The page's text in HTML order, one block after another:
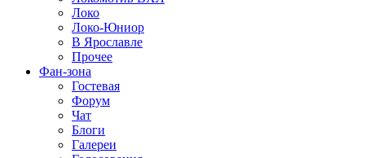
Локо
Локо-Юниор
В Ярославле
Прочее
Фан-зона
Гостевая
Форум
Чат
Блоги
Галереи